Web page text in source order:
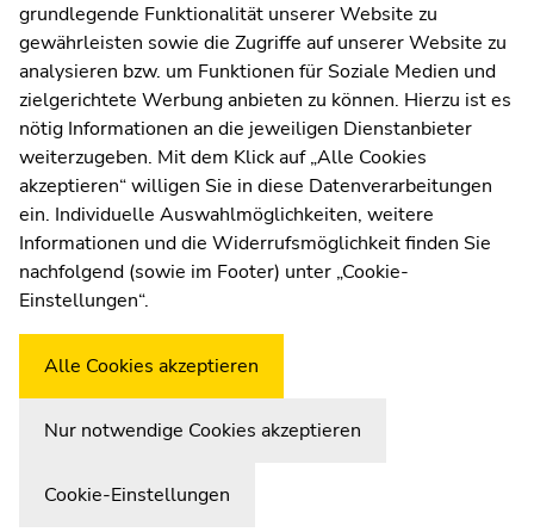
Moodle
UNIGRAZonline
Impressum
Datenschutzerklärung
Cookie-Einstellungen
Barrierefreiheitserklärung
WetterstationUni Graz
Beginn des Seitenbereichs:
grundlegende Funktionalität unserer Website zu
gewährleisten sowie die Zugriffe auf unserer Website zu
analysieren bzw. um Funktionen für Soziale Medien und
zielgerichtete Werbung anbieten zu können. Hierzu ist es
nötig Informationen an die jeweiligen Dienstanbieter
weiterzugeben. Mit dem Klick auf „Alle Cookies
akzeptieren“ willigen Sie in diese Datenverarbeitungen
ein. Individuelle Auswahlmöglichkeiten, weitere
Informationen und die Widerrufsmöglichkeit finden Sie
nachfolgend (sowie im Footer) unter „Cookie-
Einstellungen“.
Alle Cookies akzeptieren
Nur notwendige Cookies akzeptieren
Cookie-Einstellungen
Ende dieses Seitenbereichs.